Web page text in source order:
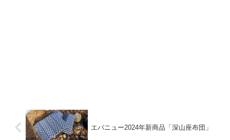
エバニュー2024年新商品「深山座布団」